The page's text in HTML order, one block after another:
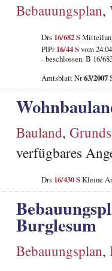
Bebauungsplan,
Drs 16/682 S
PlPr16/44 Svom
- beschlossen. B 16/
Amtsblatt Nr63/2007
Bauland,
verfügbares
Drs 16/430 SKleine
Burglesum
Bebauungsplan,